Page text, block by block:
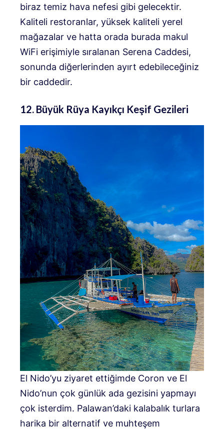
biraz temiz hava nefesi gibi gelecektir.
Kaliteli restoranlar, yüksek kaliteli yerel
mağazalar ve hatta orada burada makul
WiFi erişimiyle sıralanan Serena Caddesi,
sonunda diğerlerinden ayırt edebileceğiniz
bir caddedir.
12. Büyük Rüya Kayıkçı Keşif Gezileri
El Nido’yu ziyaret ettiğimde Coron ve El
Nido’nun çok günlük ada gezisini yapmayı
çok isterdim. Palawan’daki kalabalık turlara
harika bir alternatif ve muhteşem